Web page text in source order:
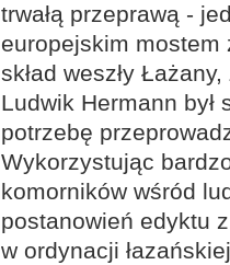
trwałą przeprawą -
europejskim mostem
skład weszły
Ludwik Hermann był
potrzebę
Wykorzystując
komorników wśród
postanowień edyktu
w ordynacji